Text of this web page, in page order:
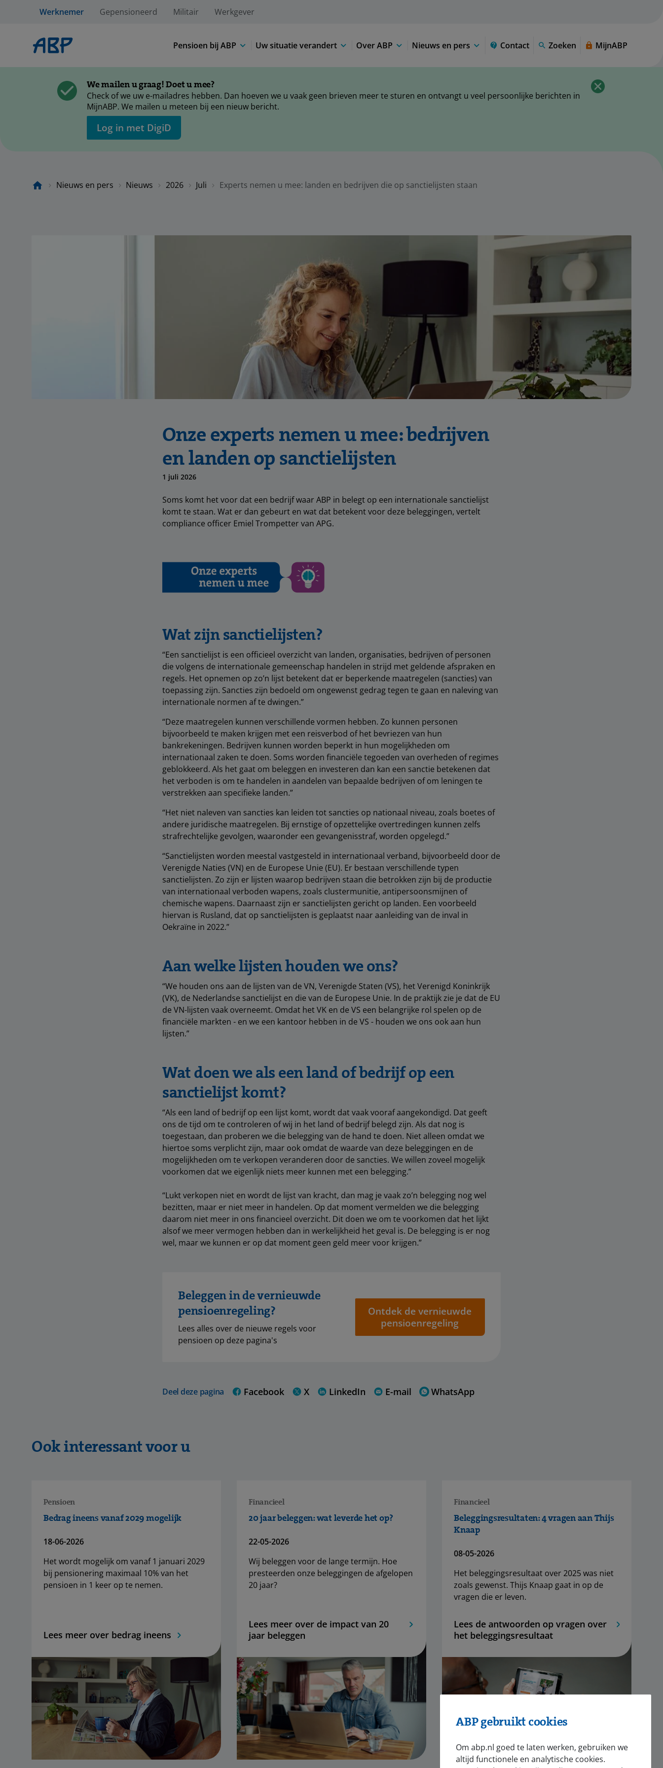
Werknemer Gepensioneerd Militair Werkgever
Pensioen bij ABP Uw situatie verandert Over ABP Nieuws en pers Contact Zoeken MijnABP
We mailen u graag! Doet u mee?
Check of we uw e-mailadres hebben. Dan hoeven we u vaak geen brieven meer te sturen en ontvangt u veel persoonlijke berichten in
MijnABP. We mailen u meteen bij een nieuw bericht.
Log in met DigiD
Nieuws en pers Nieuws 2026 Juli Experts nemen u mee: landen en bedrijven die op sanctielijsten staan
Onze experts nemen u mee: bedrijven
en landen op sanctielijsten
1 juli 2026
Soms komt het voor dat een bedrijf waar ABP in belegt op een internationale sanctielijst
komt te staan. Wat er dan gebeurt en wat dat betekent voor deze beleggingen, vertelt
compliance officer Emiel Trompetter van APG.
Wat zijn sanctielijsten?
“Een sanctielijst is een officieel overzicht van landen, organisaties, bedrijven of personen
die volgens de internationale gemeenschap handelen in strijd met geldende afspraken en
regels. Het opnemen op zo’n lijst betekent dat er beperkende maatregelen (sancties) van
toepassing zijn. Sancties zijn bedoeld om ongewenst gedrag tegen te gaan en naleving van
internationale normen af te dwingen.”
“Deze maatregelen kunnen verschillende vormen hebben. Zo kunnen personen
bijvoorbeeld te maken krijgen met een reisverbod of het bevriezen van hun
bankrekeningen. Bedrijven kunnen worden beperkt in hun mogelijkheden om
internationaal zaken te doen. Soms worden financiële tegoeden van overheden of regimes
geblokkeerd. Als het gaat om beleggen en investeren dan kan een sanctie betekenen dat
het verboden is om te handelen in aandelen van bepaalde bedrijven of om leningen te
verstrekken aan specifieke landen.”
“Het niet naleven van sancties kan leiden tot sancties op nationaal niveau, zoals boetes of
andere juridische maatregelen. Bij ernstige of opzettelijke overtredingen kunnen zelfs
strafrechtelijke gevolgen, waaronder een gevangenisstraf, worden opgelegd.”
“Sanctielijsten worden meestal vastgesteld in internationaal verband, bijvoorbeeld door de
Verenigde Naties (VN) en de Europese Unie (EU). Er bestaan verschillende typen
sanctielijsten. Zo zijn er lijsten waarop bedrijven staan die betrokken zijn bij de productie
van internationaal verboden wapens, zoals clustermunitie, antipersoonsmijnen of
chemische wapens. Daarnaast zijn er sanctielijsten gericht op landen. Een voorbeeld
hiervan is Rusland, dat op sanctielijsten is geplaatst naar aanleiding van de inval in
Oekraïne in 2022.”
Aan welke lijsten houden we ons?
“We houden ons aan de lijsten van de VN, Verenigde Staten (VS), het Verenigd Koninkrijk
(VK), de Nederlandse sanctielijst en die van de Europese Unie. In de praktijk zie je dat de EU
de VN-lijsten vaak overneemt. Omdat het VK en de VS een belangrijke rol spelen op de
financiële markten - en we een kantoor hebben in de VS - houden we ons ook aan hun
lijsten.”
Wat doen we als een land of bedrijf op een
sanctielijst komt?
“Als een land of bedrijf op een lijst komt, wordt dat vaak vooraf aangekondigd. Dat geeft
ons de tijd om te controleren of wij in het land of bedrijf belegd zijn. Als dat nog is
toegestaan, dan proberen we die belegging van de hand te doen. Niet alleen omdat we
hiertoe soms verplicht zijn, maar ook omdat de waarde van deze beleggingen en de
mogelijkheden om te verkopen veranderen door de sancties. We willen zoveel mogelijk
voorkomen dat we eigenlijk niets meer kunnen met een belegging.”
“Lukt verkopen niet en wordt de lijst van kracht, dan mag je vaak zo’n belegging nog wel
bezitten, maar er niet meer in handelen. Op dat moment vermelden we die belegging
daarom niet meer in ons financieel overzicht. Dit doen we om te voorkomen dat het lijkt
alsof we meer vermogen hebben dan in werkelijkheid het geval is. De belegging is er nog
wel, maar we kunnen er op dat moment geen geld meer voor krijgen.”
Beleggen in de vernieuwde
pensioenregeling?
Lees alles over de nieuwe regels voor
pensioen op deze pagina's
Ontdek de vernieuwde
pensioenregeling
Deel deze pagina Facebook X LinkedIn E-mail WhatsApp
Ook interessant voor u
Bedrag ineens vanaf 2029 mogelijk
Pensioen
18-06-2026
Het wordt mogelijk om vanaf 1 januari 2029
bij pensionering maximaal 10% van het
pensioen in 1 keer op te nemen.
Lees meer over bedrag ineens
20 jaar beleggen: wat leverde het op?
Financieel
22-05-2026
Wij beleggen voor de lange termijn. Hoe
presteerden onze beleggingen de afgelopen
20 jaar?
Lees meer over de impact van 20
jaar beleggen
Beleggingsresultaten: 4 vragen aan Thijs
Knaap
Financieel
08-05-2026
Het beleggingsresultaat over 2025 was niet
zoals gewenst. Thijs Knaap gaat in op de
vragen die er leven.
Lees de antwoorden op vragen over
het beleggingsresultaat
ABP gebruikt cookies
Om abp.nl goed te laten werken, gebruiken we
altijd functionele en analytische cookies.